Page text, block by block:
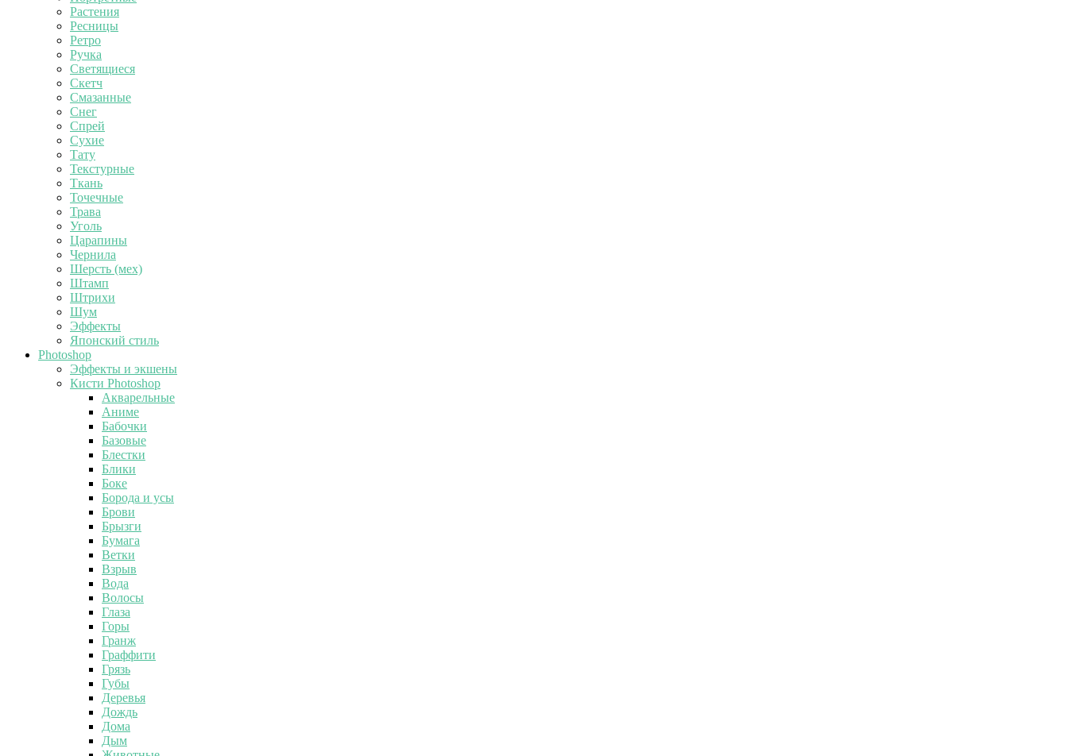
Растения
Ресницы
Ретро
Ручка
Светящиеся
Скетч
Смазанные
Снег
Спрей
Сухие
Тату
Текстурные
Ткань
Точечные
Трава
Уголь
Царапины
Чернила
Шерсть (мех)
Штамп
Штрихи
Шум
Эффекты
Японский стиль
Photoshop
Эффекты и экшены
Кисти Photoshop
Акварельные
Аниме
Бабочки
Базовые
Блестки
Блики
Боке
Борода и усы
Брови
Брызги
Бумага
Ветки
Взрыв
Вода
Волосы
Глаза
Горы
Гранж
Граффити
Грязь
Губы
Деревья
Дождь
Дома
Дым